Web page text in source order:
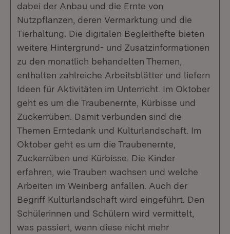
dabei der Anbau und die Ernte von
Nutzpflanzen, deren Vermarktung und die
Tierhaltung. Die digitalen Begleithefte bieten
weitere Hintergrund- und Zusatzinformationen
zu den monatlich behandelten Themen,
enthalten zahlreiche Arbeitsblätter und liefern
Ideen für Aktivitäten im Unterricht. Im Oktober
geht es um die Traubenernte, Kürbisse und
Zuckerrüben. Damit verbunden sind die
Themen Erntedank und Kulturlandschaft. Im
Oktober geht es um die Traubenernte,
Zuckerrüben und Kürbisse. Die Kinder
erfahren, wie Trauben wachsen und welche
Arbeiten im Weinberg anfallen. Auch der
Begriff Kulturlandschaft wird eingeführt. Den
Schülerinnen und Schülern wird vermittelt,
was passiert, wenn diese nicht mehr